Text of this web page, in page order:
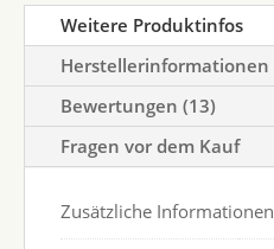
Weitere Produktinfos
Herstellerinformationen
Bewertungen (13)
Fragen vor dem Kauf
Zusätzliche Informationen